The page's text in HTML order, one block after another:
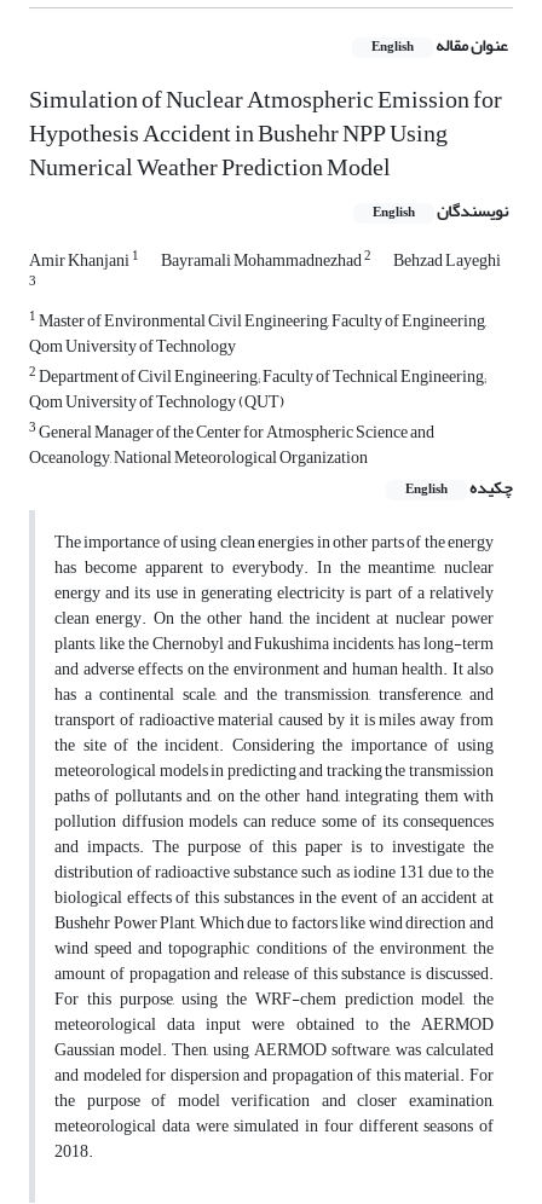
عنوان مقاله English
Simulation of Nuclear Atmospheric Emission for
Hypothesis Accident in Bushehr NPP Using
Numerical Weather Prediction Model
نویسندگان English
Amir Khanjani1 Bayramali Mohammadnezhad2 Behzad Layeghi
3
1Master of Environmental Civil Engineering, Faculty of Engineering,
Qom University of Technology
2Department of Civil Engineering; Faculty of Technical Engineering;
Qom University of Technology (QUT)
3General Manager of the Center for Atmospheric Science and
Oceanology, National Meteorological Organization
چکیده
English
The importance of using clean energies in other parts of the energy
has become apparent to everybody. In the meantime, nuclear
energy and its use in generating electricity is part of a relatively
clean energy. On the other hand, the incident at nuclear power
plants, like the Chernobyl and Fukushima incidents, has long-term
and adverse effects on the environment and human health. It also
has a continental scale, and the transmission, transference, and
transport of radioactive material caused by it is miles away from
the site of the incident. Considering the importance of using
meteorological models in predicting and tracking the transmission
paths of pollutants and, on the other hand, integrating them with
pollution diffusion models can reduce some of its consequences
and impacts. The purpose of this paper is to investigate the
distribution of radioactive substance such as iodine 131 due to the
biological effects of this substances in the event of an accident at
Bushehr Power Plant, Which due to factors like wind direction and
wind speed and topographic conditions of the environment, the
amount of propagation and release of this substance is discussed.
For this purpose, using the WRF-chem prediction model, the
meteorological data input were obtained to the AERMOD
Gaussian model. Then, using AERMOD software, was calculated
and modeled for dispersion and propagation of this material. For
the purpose of model verification and closer examination,
meteorological data were simulated in four different seasons of
2018.